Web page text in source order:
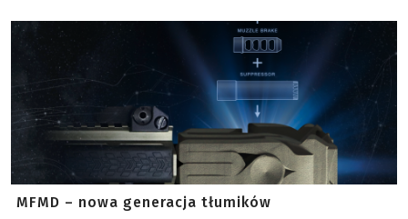
MFMD – nowa generacja tłumików